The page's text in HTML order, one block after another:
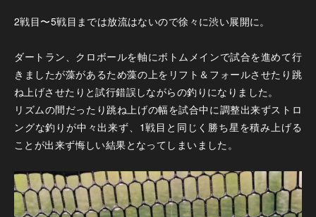
2戦目〜5戦目までは放流はないので徐々に渋い展開に。
ダートラン、クロボールを軸にボトムメインで試合を進めて行
きましたが藻があるため藻の上をリフト＆フォールさせたり跳
ね上げさせたりと試行錯誤しながらの釣りになりました。
リズムの間だったり跳ね上げの幅を試合中に調整出来ずストロ
ングな釣りが中々出来ず、1戦目と同じく勝ち星を積み上げる
ことが出来ず悔しい結果となってしまいました。